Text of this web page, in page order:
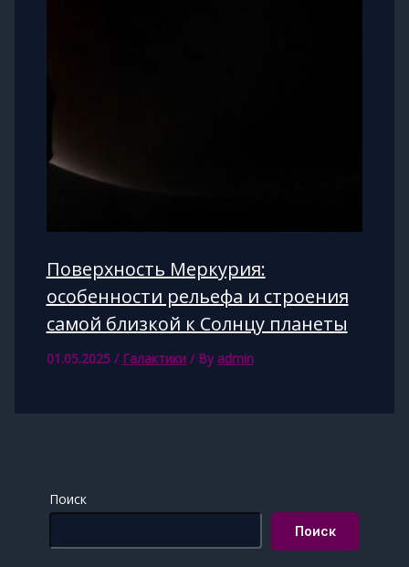
Поверхность Меркурия:
особенности рельефа и строения
самой близкой к Солнцу планеты
01.05.2025 / Галактики/ By admin
Поиск
Поиск